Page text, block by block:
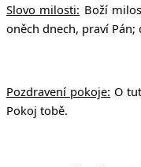
Slovo milosti: Boží
oněch dnech, praví
Pozdravení pokoje: O
Pokoj tobě.